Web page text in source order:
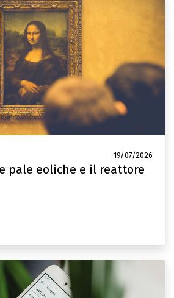
19/07/2026
pale eoliche e il reattore